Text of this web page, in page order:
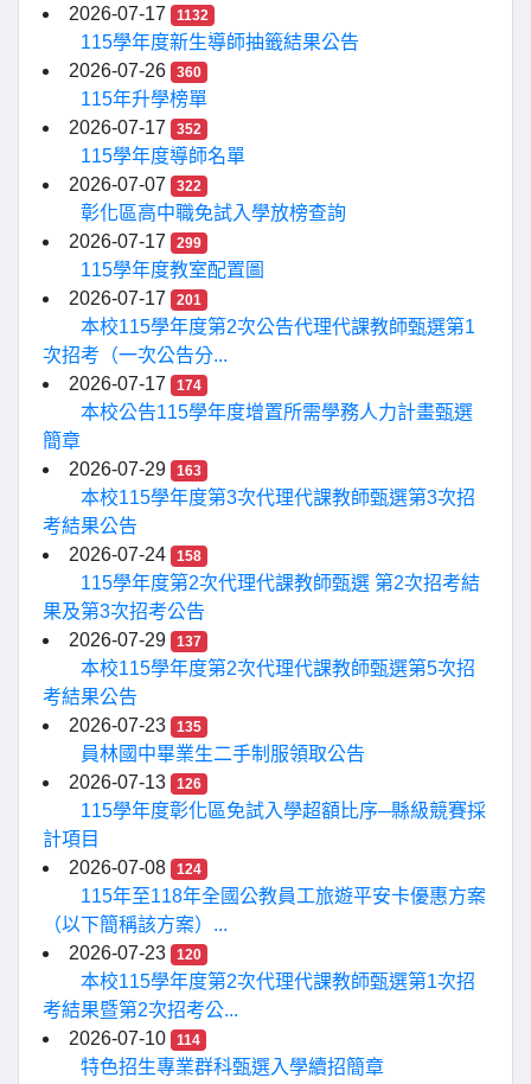
2026-07-17
1132
115學年度新生導師抽籤結果公告
2026-07-26
360
115年升學榜單
2026-07-17
352
115學年度導師名單
2026-07-07
322
彰化區高中職免試入學放榜查詢
2026-07-17
299
115學年度教室配置圖
2026-07-17
201
本校115學年度第2次公告代理代課教師甄選第1
次招考（一次公告分...
2026-07-17
174
本校公告115學年度增置所需學務人力計畫甄選
簡章
2026-07-29
163
本校115學年度第3次代理代課教師甄選第3次招
考結果公告
2026-07-24
158
115學年度第2次代理代課教師甄選 第2次招考結
果及第3次招考公告
2026-07-29
137
本校115學年度第2次代理代課教師甄選第5次招
考結果公告
2026-07-23
135
員林國中畢業生二手制服領取公告
2026-07-13
126
115學年度彰化區免試入學超額比序─縣級競賽採
計項目
2026-07-08
124
115年至118年全國公教員工旅遊平安卡優惠方案
（以下簡稱該方案）...
2026-07-23
120
本校115學年度第2次代理代課教師甄選第1次招
考結果暨第2次招考公...
2026-07-10
114
特色招生專業群科甄選入學續招簡章